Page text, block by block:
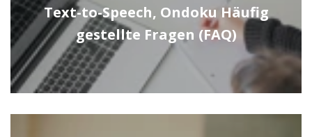
Text-to-Speech, Ondoku Häufig
gestellte Fragen (FAQ)